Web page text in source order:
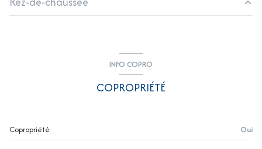
1 parking(s)
1er étage
INFO COPRO
COPROPRIÉTÉ
Copropriété Oui